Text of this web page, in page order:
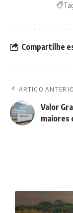
Compartilhe
ARTIGO
Valor
maiores